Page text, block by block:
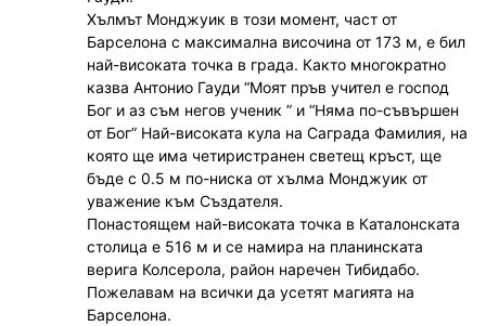
Хълмът Монджуик в този момент, част от
Барселона с максимална височина от 173 м, е бил
най-високата точка в града. Както многократно
казва Антонио Гауди “Моят пръв учител е господ
Бог и аз съм негов ученик ” и “Няма по-съвършен
от Бог” Най-високата кула на Саграда Фамилия, на
която ще има четиристранен светещ кръст, ще
бъде с 0.5 м по-ниска от хълма Монджуик от
уважение към Създателя.
Понастоящем най-високата точка в Каталонската
столица е 516 м и се намира на планинската
верига Колсерола, район наречен Тибидабо.
Пожелавам на всички да усетят магията на
Барселона.